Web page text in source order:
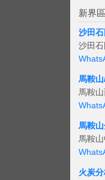
新界區
沙田
沙田
馬鞍
馬鞍
馬鞍
馬鞍
火炭